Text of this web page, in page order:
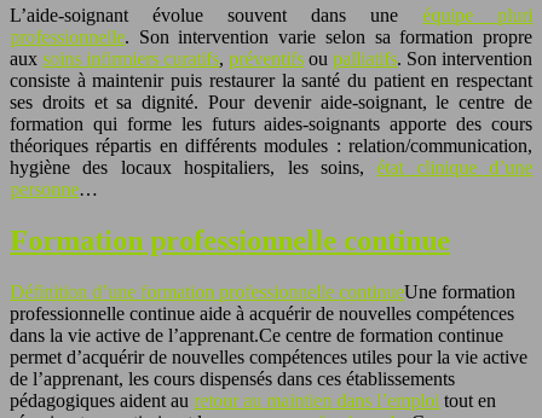
L’aide-soignant évolue souvent dans une équipe pluri
professionnelle. Son intervention varie selon sa formation propre
aux soins infirmiers curatifs, préventifs ou palliatifs. Son intervention
consiste à maintenir puis restaurer la santé du patient en respectant
ses droits et sa dignité. Pour devenir aide-soignant, le centre de
formation qui forme les futurs aides-soignants apporte des cours
théoriques répartis en différents modules : relation/communication,
hygiène des locaux hospitaliers, les soins,état clinique d’une
personne…
Formation professionnelle continue
Définition d’une formation professionnelle continueUne formation
professionnelle continue aide à acquérir de nouvelles compétences
dans la vie active de l’apprenant.Ce centre de formation continue
permet d’acquérir de nouvelles compétences utiles pour la vie active
de l’apprenant, les cours dispensés dans ces établissements
pédagogiques aident au retour au maintien dans l’emploi tout en